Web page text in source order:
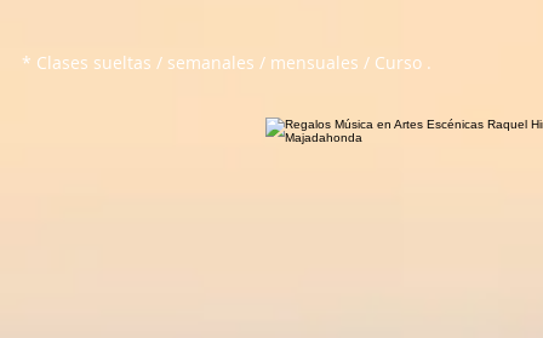
* Clases sueltas / semanales / mensuales / Curso .